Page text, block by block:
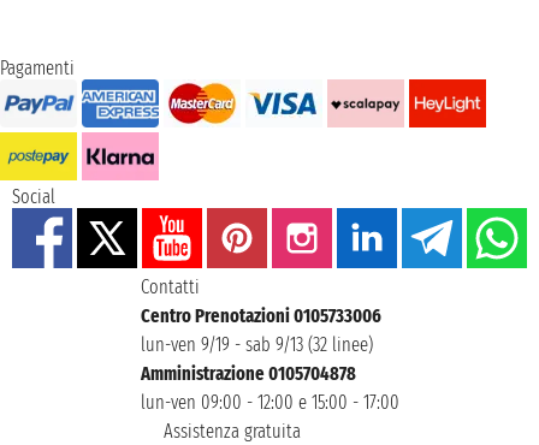
Pagamenti
Social
Contatti
Centro Prenotazioni 0105733006
lun-ven 9/19 - sab 9/13 (32 linee)
Amministrazione 0105704878
lun-ven 09:00 - 12:00 e 15:00 - 17:00
Assistenza gratuita